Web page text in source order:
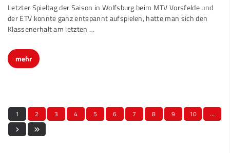
Letzter Spieltag der Saison in Wolfsburg beim MTV Vorsfelde und
der ETV konnte ganz entspannt aufspielen, hatte man sich den
Klassenerhalt am letzten …
mehr
1 2 3 4 5 6 7 8 9 10 …